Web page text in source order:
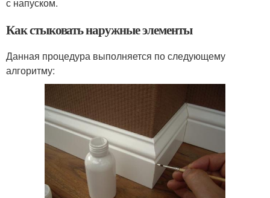
Как стыковать наружные элементы
Данная процедура выполняется по следующему
алгоритму: